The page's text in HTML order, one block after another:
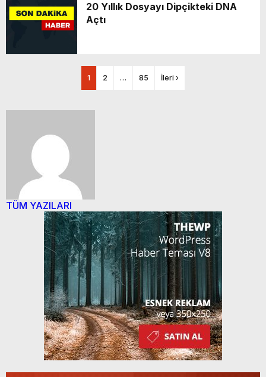
20 Yıllık Dosyayı Dipçikteki DNA
Açtı
1 2 … 85 İleri ›
TÜM YAZILARI